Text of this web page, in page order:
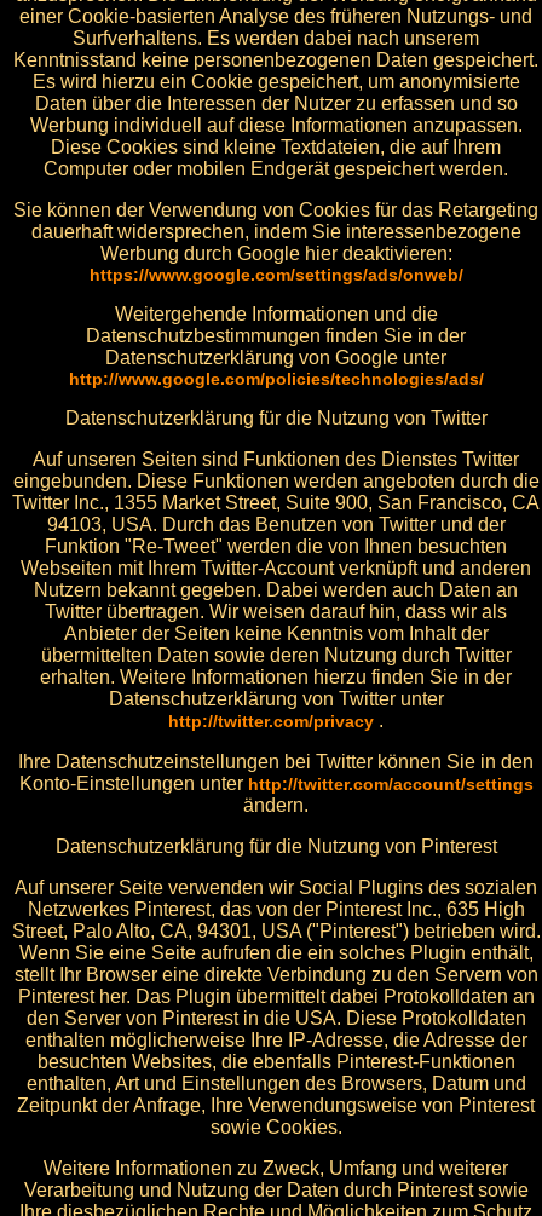
einer Cookie-basierten Analyse des früheren Nutzungs- und
Surfverhaltens. Es werden dabei nach unserem
Kenntnisstand keine personenbezogenen Daten gespeichert.
Es wird hierzu ein Cookie gespeichert, um anonymisierte
Daten über die Interessen der Nutzer zu erfassen und so
Werbung individuell auf diese Informationen anzupassen.
Diese Cookies sind kleine Textdateien, die auf Ihrem
Computer oder mobilen Endgerät gespeichert werden.
Sie können der Verwendung von Cookies für das Retargeting
dauerhaft widersprechen, indem Sie interessenbezogene
Werbung durch Google hier deaktivieren:
https://www.google.com/settings/ads/onweb/
Weitergehende Informationen und die
Datenschutzbestimmungen finden Sie in der
Datenschutzerklärung von Google unter
http://www.google.com/policies/technologies/ads/
Datenschutzerklärung für die Nutzung von Twitter
Auf unseren Seiten sind Funktionen des Dienstes Twitter
eingebunden. Diese Funktionen werden angeboten durch die
Twitter Inc., 1355 Market Street, Suite 900, San Francisco, CA
94103, USA. Durch das Benutzen von Twitter und der
Funktion "Re-Tweet" werden die von Ihnen besuchten
Webseiten mit Ihrem Twitter-Account verknüpft und anderen
Nutzern bekannt gegeben. Dabei werden auch Daten an
Twitter übertragen. Wir weisen darauf hin, dass wir als
Anbieter der Seiten keine Kenntnis vom Inhalt der
übermittelten Daten sowie deren Nutzung durch Twitter
erhalten. Weitere Informationen hierzu finden Sie in der
Datenschutzerklärung von Twitter unter
http://twitter.com/privacy .
Ihre Datenschutzeinstellungen bei Twitter können Sie in den
Konto-Einstellungen unter http://twitter.com/account/settings
ändern.
Datenschutzerklärung für die Nutzung von Pinterest
Auf unserer Seite verwenden wir Social Plugins des sozialen
Netzwerkes Pinterest, das von der Pinterest Inc., 635 High
Street, Palo Alto, CA, 94301, USA ("Pinterest") betrieben wird.
Wenn Sie eine Seite aufrufen die ein solches Plugin enthält,
stellt Ihr Browser eine direkte Verbindung zu den Servern von
Pinterest her. Das Plugin übermittelt dabei Protokolldaten an
den Server von Pinterest in die USA. Diese Protokolldaten
enthalten möglicherweise Ihre IP-Adresse, die Adresse der
besuchten Websites, die ebenfalls Pinterest-Funktionen
enthalten, Art und Einstellungen des Browsers, Datum und
Zeitpunkt der Anfrage, Ihre Verwendungsweise von Pinterest
sowie Cookies.
Weitere Informationen zu Zweck, Umfang und weiterer
Verarbeitung und Nutzung der Daten durch Pinterest sowie
Ihre diesbezüglichen Rechte und Möglichkeiten zum Schutz